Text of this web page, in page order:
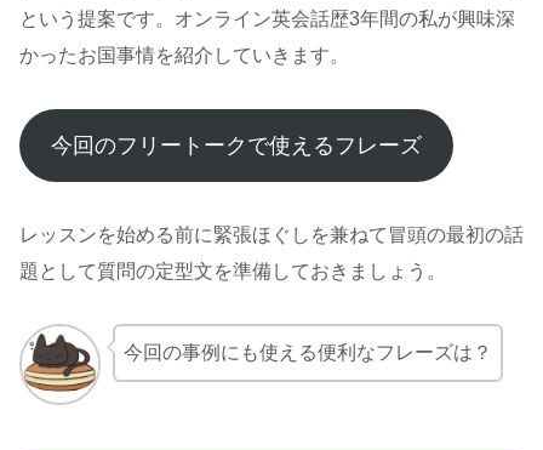
という提案です。オンライン英会話歴3年間の私が興味深
かったお国事情を紹介していきます。
今回のフリートークで使えるフレーズ
レッスンを始める前に緊張ほぐしを兼ねて冒頭の最初の話
題として質問の定型文を準備しておきましょう。
今回の事例にも使える便利なフレーズは？